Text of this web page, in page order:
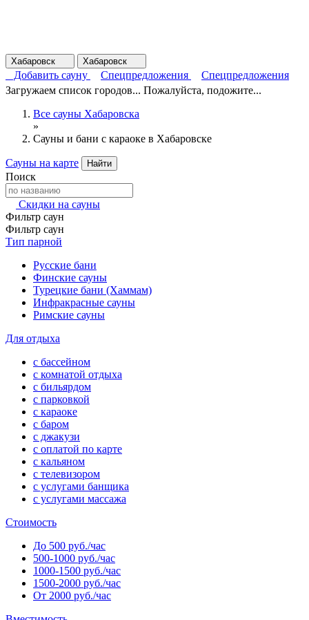
Хабаровск Хабаровск
Добавить сауну Спецпредложения
Спецпредложения
Загружаем список городов... Пожалуйста, подожите...
Все сауны Хабаровска
»
Сауны и бани с караоке в Хабаровске
Сауны на карте Найти
Поиск
Скидки на сауны
Фильтр саун
Фильтр саун
Тип парной
Русские бани
Финские сауны
Турецкие бани (Хаммам)
Инфракрасные сауны
Римские сауны
Для отдыха
с бассейном
с комнатой отдыха
с бильярдом
с парковкой
с караоке
с баром
с джакузи
с оплатой по карте
с кальяном
с телевизором
с услугами банщика
с услугами массажа
Стоимость
До 500 руб./час
500-1000 руб./час
1000-1500 руб./час
1500-2000 руб./час
От 2000 руб./час